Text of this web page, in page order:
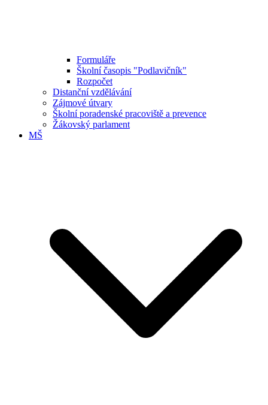
Formuláře
Školní časopis "Podlavičník"
Rozpočet
Distanční vzdělávání
Zájmové útvary
Školní poradenské pracoviště a prevence
Žákovský parlament
MŠ